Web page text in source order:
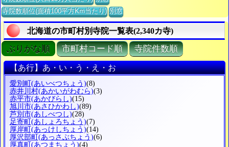
寺院数順位(面積100平方Km当たり) 別窓
北海道の市町村別寺院一覧表(2,340カ寺)
ぶりがな順 市町村コード順 寺院件数順
【あ行】あ・い・う・え・お
愛別町 (あいべつちょう)(8)
赤井川村(あかいがわむら)(3)
赤平市(あかびらし)(15)
旭川市(あさひかわし)(89)
芦別市(あしべつし)(28)
足寄町 (あしょろちょう)(7)
厚岸町 (あっけしちょう)(14)
厚沢部町 (あっさぶちょう)(6)
厚真町 (あつまちょう)(4)